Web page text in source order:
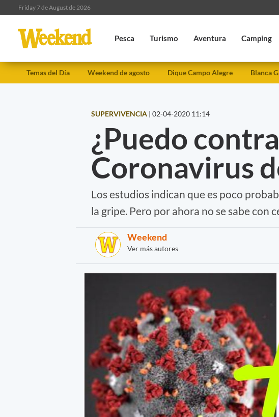
Friday 7 de August de 2026
Pesca Turismo Aventura Camping
Temas del Día Weekend de agosto Dique Campo Alegre Blanca
SUPERVIVENCIA | 02-04-2020 11:14
¿Puedo
Coronavirus
Los estudios indican que es poco
la gripe. Pero por ahora no se sabe con
Weekend
Ver más autores